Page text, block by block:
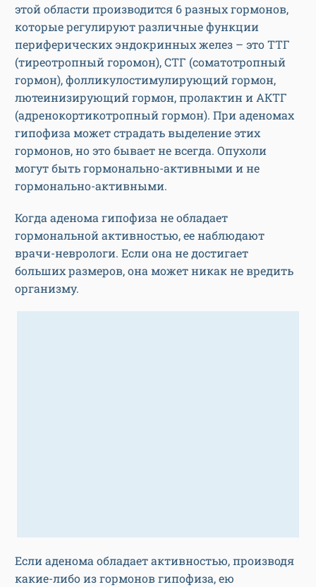
этой области производится 6 разных гормонов,
которые регулируют различные функции
периферических эндокринных желез – это ТТГ
(тиреотропный горомон), СТГ (соматотропный
гормон), фолликулостимулирующий гормон,
лютеинизирующий гормон, пролактин и АКТГ
(адренокортикотропный гормон). При аденомах
гипофиза может страдать выделение этих
гормонов, но это бывает не всегда. Опухоли
могут быть гормонально-активными и не
гормонально-активными.
Когда аденома гипофиза не обладает
гормональной активностью, ее наблюдают
врачи-неврологи. Если она не достигает
больших размеров, она может никак не вредить
организму.
Если аденома обладает активностью, производя
какие-либо из гормонов гипофиза, ею